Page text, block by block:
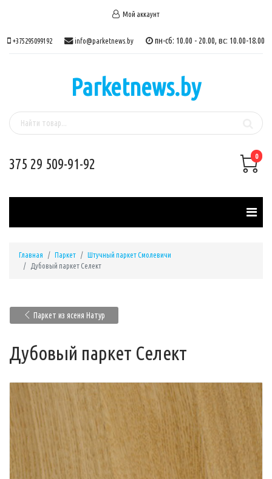
Мой аккаунт
+375295099192 info@parketnews.by пн-сб: 10.00 - 20.00, вс: 10.00-18.00
Parketnews.by
375 29 509-91-92 0
Главная Паркет
Штучный паркет Смолевичи
Дубовый паркет Селект
Паркет из ясеня Натур
Дубовый паркет Селект